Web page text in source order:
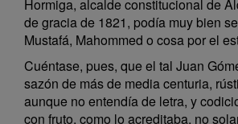
Hormiga, alcalde constitucional de
de gracia de 1821, podía muy bien
Mustafá, Mahommed o cosa por el
Cuéntase, pues, que el tal Juan
sazón de más de media centuria,
aunque no entendía de letra, y
con fruto, como lo acreditaba, no